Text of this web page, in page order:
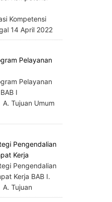
Kompetensi
14 April 2022
Pelayanan
Pelayanan
I
Tujuan Umum
Pengendalian
Kerja
Pengendalian
Kerja BAB I.
A. Tujuan